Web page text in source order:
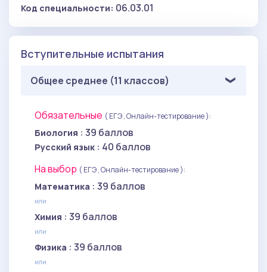
Код специальности: 06.03.01
Вступительные испытания
Общее среднее (11 классов)
Обязательные ( ЕГЭ , Онлайн-тестирование ):
Биология : 39 баллов
Русский язык : 40 баллов
На выбор ( ЕГЭ , Онлайн-тестирование ):
Математика : 39 баллов
или
Химия : 39 баллов
или
Физика : 39 баллов
или